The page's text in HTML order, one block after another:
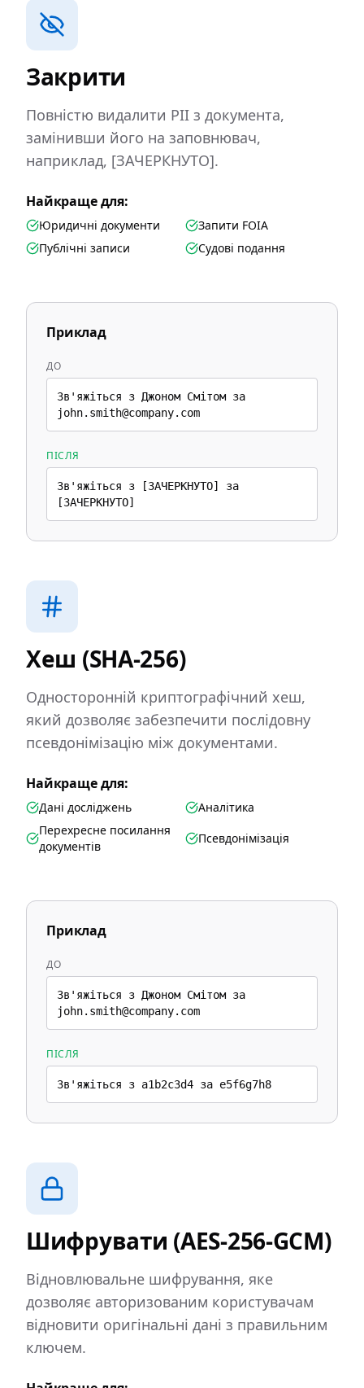
Закрити
Повністю видалити PII з документа,
замінивши його на заповнювач,
наприклад, [ЗАЧЕРКНУТО].
Найкраще для:
Юридичні документи
Запити FOIA
Публічні записи
Судові подання
Приклад
ДО
Зв'яжіться з Джоном Смітом за
john.smith@company.com
ПІСЛЯ
Зв'яжіться з [ЗАЧЕРКНУТО] за
[ЗАЧЕРКНУТО]
Хеш (SHA-256)
Односторонній криптографічний хеш,
який дозволяє забезпечити послідовну
псевдонімізацію між документами.
Найкраще для:
Дані досліджень
Аналітика
Перехресне посилання
документів
Псевдонімізація
Приклад
ДО
Зв'яжіться з Джоном Смітом за
john.smith@company.com
ПІСЛЯ
Зв'яжіться з a1b2c3d4 за e5f6g7h8
Шифрувати (AES-256-GCM)
Відновлювальне шифрування, яке
дозволяє авторизованим користувачам
відновити оригінальні дані з правильним
ключем.